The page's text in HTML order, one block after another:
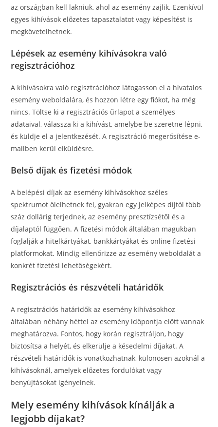
az országban kell lakniuk, ahol az esemény zajlik. Ezenkívül
egyes kihívások előzetes tapasztalatot vagy képesítést is
megkövetelhetnek.
Lépések az esemény kihívásokra való
regisztrációhoz
A kihívásokra való regisztrációhoz látogasson el a hivatalos
esemény weboldalára, és hozzon létre egy fiókot, ha még
nincs. Töltse ki a regisztrációs űrlapot a személyes
adataival, válassza ki a kihívást, amelybe be szeretne lépni,
és küldje el a jelentkezését. A regisztráció megerősítése e-
mailben kerül elküldésre.
Belső díjak és fizetési módok
A belépési díjak az esemény kihívásokhoz széles
spektrumot ölelhetnek fel, gyakran egy jelképes díjtól több
száz dollárig terjednek, az esemény presztízsétől és a
díjalaptól függően. A fizetési módok általában magukban
foglalják a hitelkártyákat, bankkártyákat és online fizetési
platformokat. Mindig ellenőrizze az esemény weboldalát a
konkrét fizetési lehetőségekért.
Regisztrációs és részvételi határidők
A regisztrációs határidők az esemény kihívásokhoz
általában néhány héttel az esemény időpontja előtt vannak
meghatározva. Fontos, hogy korán regisztráljon, hogy
biztosítsa a helyét, és elkerülje a késedelmi díjakat. A
részvételi határidők is vonatkozhatnak, különösen azoknál a
kihívásoknál, amelyek előzetes fordulókat vagy
benyújtásokat igényelnek.
Mely esemény kihívások kínálják a
legjobb díjakat?